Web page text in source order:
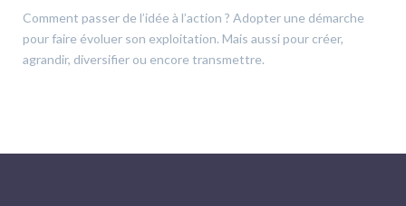
Comment passer de l’idée à l’action ? Adopter une démarche
pour faire évoluer son exploitation. Mais aussi pour créer,
agrandir, diversifier ou encore transmettre.